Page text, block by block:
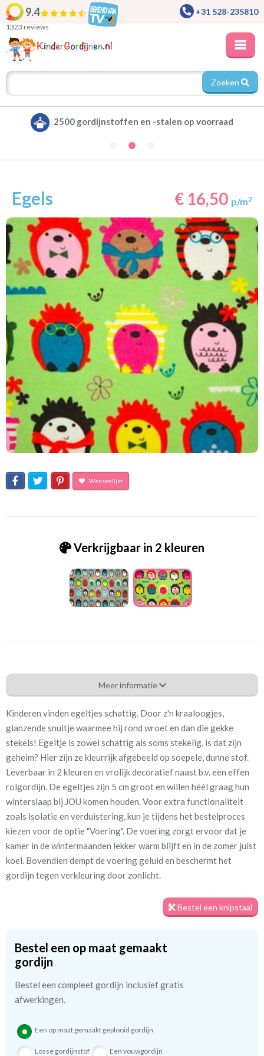
9.4
1323 reviews
+31 528-235810
Zoeken
Alle gordijnen verduisterend
Egels € 16,50 p/m2
Wensenlijst
Verkrijgbaar in 2 kleuren
Be_[B21]1819 egel mint
Eigenschappen gordijnstof
Artikelnummer Be_[B21]1819 egel mint
Patroon: 32 cm
Stofbreedte: 140 cm
Meestal eerder, maar houd
rekening met
circa 1-2 weken
Materiaal: 100% katoen
knipstaal bestellen om de textuur en kleur van de stof te
beoordelen voordat je een op maat gemaakt gordijn bestelt. De
samples worden meestal nog dezelfde dag verzonden, zodat je
snel een weloverwogen beslissing kunt maken. Voor vragen of
meer informatie sta ik altijd voor je klaar!
We hebben bijna alle stoffen op voorraad, bestel daarom gerust
Meer informatie
Kinderen vinden egeltjes schattig. Door z'n kraaloogjes,
glanzende snuitje waarmee hij rond wroet en dan die gekke
stekels! Egeltje is zowel schattig als soms stekelig, is dat zijn
geheim? Hier zijn ze kleurrijk afgebeeld op soepele, dunne stof.
Leverbaar in 2 kleuren en vrolijk decoratief naast b.v. een effen
rolgordijn. De egeltjes zijn 5 cm groot en willen héél graag hun
winterslaap bij JOU komen houden. Voor extra functionaliteit
zoals isolatie en verduistering, kun je tijdens het bestelproces
kiezen voor de optie "Voering". De voering zorgt ervoor dat je
kamer in de wintermaanden lekker warm blijft en in de zomer juist
koel. Bovendien dempt de voering geluid en beschermt het
gordijn tegen verkleuring door zonlicht.
Bestel een knipstaal
Bestel een op maat gemaakt
gordijn
Bestel een compleet gordijn inclusief gratis
afwerkingen.
Een op maat gemaakt geplooid gordijn
Losse gordijnstof Een vouwgordijn